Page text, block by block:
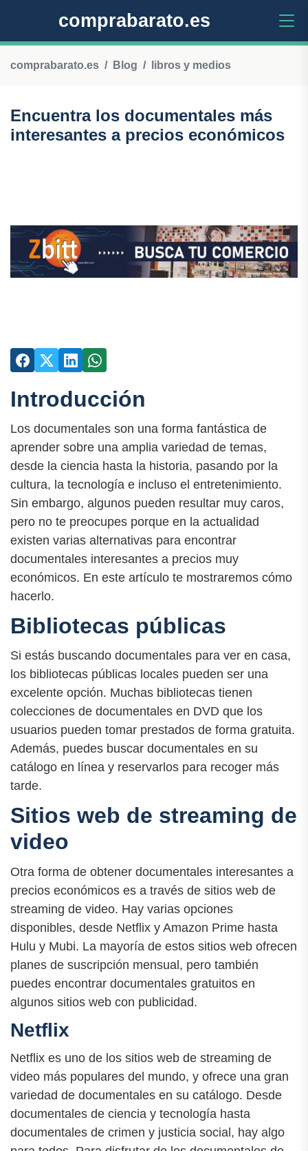
comprabarato.es
comprabarato.es Blog libros y medios
Encuentra los documentales más
interesantes a precios económicos
Introducción
Los documentales son una forma fantástica de
aprender sobre una amplia variedad de temas,
desde la ciencia hasta la historia, pasando por la
cultura, la tecnología e incluso el entretenimiento.
Sin embargo, algunos pueden resultar muy caros,
pero no te preocupes porque en la actualidad
existen varias alternativas para encontrar
documentales interesantes a precios muy
económicos. En este artículo te mostraremos cómo
hacerlo.
Bibliotecas públicas
Si estás buscando documentales para ver en casa,
los bibliotecas públicas locales pueden ser una
excelente opción. Muchas bibliotecas tienen
colecciones de documentales en DVD que los
usuarios pueden tomar prestados de forma gratuita.
Además, puedes buscar documentales en su
catálogo en línea y reservarlos para recoger más
tarde.
Sitios web de streaming de
video
Otra forma de obtener documentales interesantes a
precios económicos es a través de sitios web de
streaming de video. Hay varias opciones
disponibles, desde Netflix y Amazon Prime hasta
Hulu y Mubi. La mayoría de estos sitios web ofrecen
planes de suscripción mensual, pero también
puedes encontrar documentales gratuitos en
algunos sitios web con publicidad.
Netflix
Netflix es uno de los sitios web de streaming de
video más populares del mundo, y ofrece una gran
variedad de documentales en su catálogo. Desde
documentales de ciencia y tecnología hasta
documentales de crimen y justicia social, hay algo